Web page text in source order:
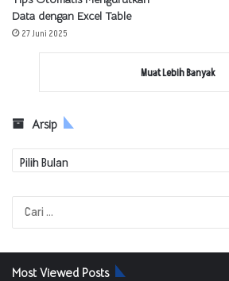
Data dengan Excel Table
27 Juni 2025
Muat Lebih Banyak
Arsip
Most Viewed Posts